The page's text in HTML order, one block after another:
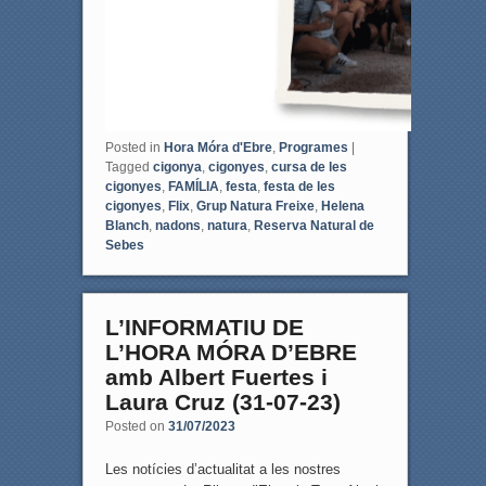
Posted in Hora Móra d'Ebre, Programes
Tagged cigonya, cigonyes, cursa de les
cigonyes, FAMÍLIA, festa, festa de les
cigonyes, Flix, Grup Natura Freixe, Helena
Blanch, nadons, natura, Reserva Natural de
Sebes
L’INFORMATIU DE
L’HORA MÓRA D’EBRE
amb Albert Fuertes i
Laura Cruz (31-07-23)
Posted on 31/07/2023
Les notícies d’actualitat a les nostres